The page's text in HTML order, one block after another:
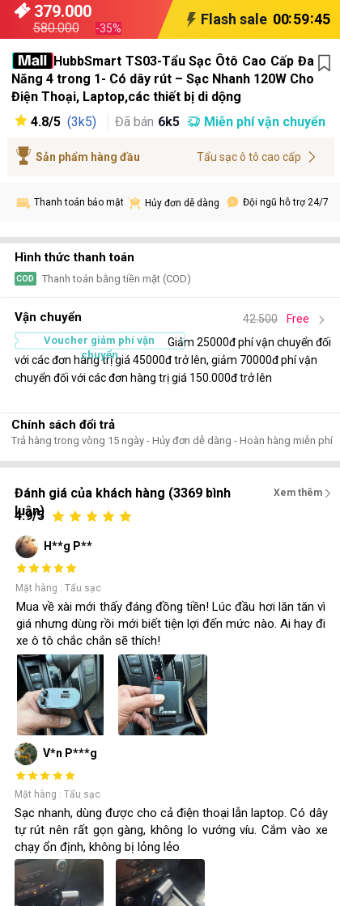
-35%
580.000
379.000 Flash sale 00 59 44
: :
Giảm 25000đ phí vận chuyển đối
với các đơn hàng trị giá 45000đ trở lên, giảm 70000đ phí vận
chuyển đối với các đơn hàng trị giá 150.000đ trở lên
HubbSmart TS03-Tẩu Sạc Ôtô Cao Cấp Đa
Năng 4 trong 1- Có dây rút – Sạc Nhanh 120W Cho
Điện Thoại, Laptop,các thiết bị di dộng
Đã bán 6k5 Miễn phí vận chuyển
4.8/5 (3k5)
Đội ngũ hỗ trợ 24/7
Hủy đơn dễ dàng
Thanh toán bảo mật
Hình thức thanh toán
COD Thanh toán bằng tiền mặt (COD)
Chính sách đổi trả
Trả hàng trong vòng 15 ngày - Hủy đơn dễ dàng - Hoàn hàng miễn phí
Sản phẩm hàng đầu Tẩu sạc ô tô cao cấp
Vận chuyển 42.500 Free
Voucher giảm phí vận
chuyển
Sạc nhanh, dùng được cho cả điện thoại lẫn laptop. Có dây
tự rút nên rất gọn gàng, không lo vướng víu. Cắm vào xe
chạy ổn định, không bị lỏng lẻo
V*n P***g
Mặt hàng : Tẩu sạc
Đánh giá của khách hàng (3369 bình
luận)
Xem thêm
4.9/5
H**g P**
Mua về xài mới thấy đáng đồng tiền! Lúc đầu hơi lăn tăn vì
giá nhưng dùng rồi mới biết tiện lợi đến mức nào. Ai hay đi
xe ô tô chắc chắn sẽ thích!
Mặt hàng : Tẩu sạc